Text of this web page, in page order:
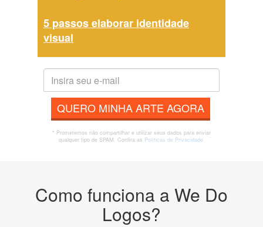
5 passos elaborar identidade
visual
QUERO MINHA ARTE AGORA
* Prometemos não compartilhar e utilizar seus dados para enviar
qualquer tipo de SPAM. Confira as Políticas de Privacidade.
Como funciona a We Do
Logos?